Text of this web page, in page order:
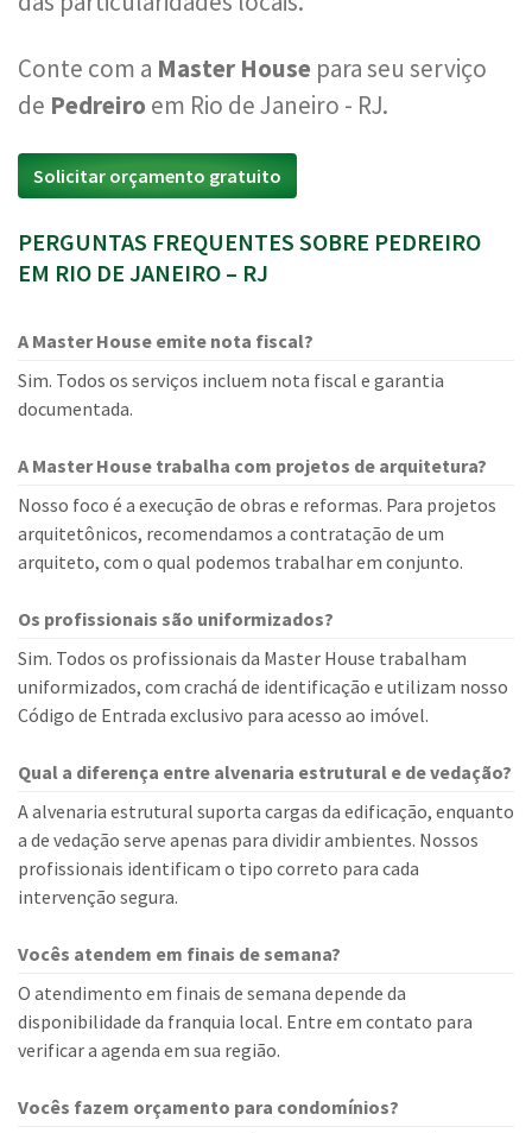
Conte com a Master House para seu serviço
de Pedreiro em Rio de Janeiro - RJ.
Solicitar orçamento gratuito
PERGUNTAS FREQUENTES SOBRE PEDREIRO
EM RIO DE JANEIRO – RJ
A Master House emite nota fiscal?
Sim. Todos os serviços incluem nota fiscal e garantia
documentada.
A Master House trabalha com projetos de arquitetura?
Nosso foco é a execução de obras e reformas. Para projetos
arquitetônicos, recomendamos a contratação de um
arquiteto, com o qual podemos trabalhar em conjunto.
Os profissionais são uniformizados?
Sim. Todos os profissionais da Master House trabalham
uniformizados, com crachá de identificação e utilizam nosso
Código de Entrada exclusivo para acesso ao imóvel.
Qual a diferença entre alvenaria estrutural e de vedação?
A alvenaria estrutural suporta cargas da edificação, enquanto
a de vedação serve apenas para dividir ambientes. Nossos
profissionais identificam o tipo correto para cada
intervenção segura.
Vocês atendem em finais de semana?
O atendimento em finais de semana depende da
disponibilidade da franquia local. Entre em contato para
verificar a agenda em sua região.
Vocês fazem orçamento para condomínios?